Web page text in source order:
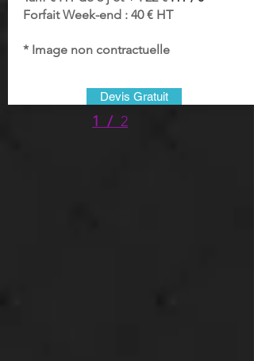
Forfait Week-end : 40 € HT
* Image non contractuelle
Devis Gratuit
1 / 2